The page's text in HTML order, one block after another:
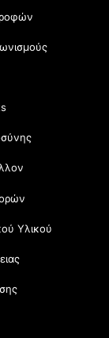
Υλικού